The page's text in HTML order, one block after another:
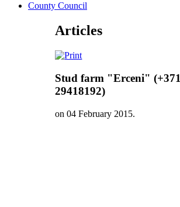
County Council
Articles
Stud farm "Erceni" (+371
29418192)
on04 February 2015.